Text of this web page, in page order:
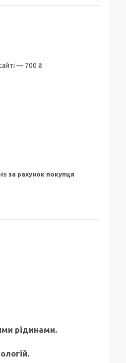
— 700 ₴
за рахунок покупця
рідинами.